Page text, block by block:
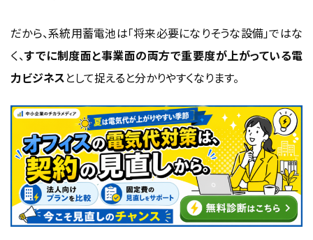
だから、系統用蓄電池は「将来必要になりそうな設備」ではな
く、すでに制度面と事業面の両方で重要度が上がっている電
力ビジネスとして捉えると分かりやすくなります。